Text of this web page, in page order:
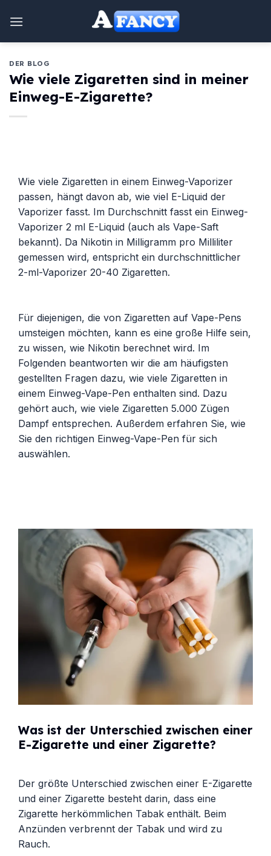
Inhalt
DER BLOG
Wie viele Zigaretten sind in meiner
Einweg-E-Zigarette?
Wie viele Zigaretten in einem Einweg-Vaporizer
passen, hängt davon ab, wie viel E-Liquid der
Vaporizer fasst. Im Durchschnitt fasst ein Einweg-
Vaporizer 2 ml E-Liquid (auch als Vape-Saft
bekannt). Da Nikotin in Milligramm pro Milliliter
gemessen wird, entspricht ein durchschnittlicher
2-ml-Vaporizer 20-40 Zigaretten.
Für diejenigen, die von Zigaretten auf Vape-Pens
umsteigen möchten, kann es eine große Hilfe sein,
zu wissen, wie Nikotin berechnet wird. Im
Folgenden beantworten wir die am häufigsten
gestellten Fragen dazu, wie viele Zigaretten in
einem Einweg-Vape-Pen enthalten sind. Dazu
gehört auch, wie viele Zigaretten 5.000 Zügen
Dampf entsprechen. Außerdem erfahren Sie, wie
Sie den richtigen Einweg-Vape-Pen für sich
auswählen.
Was ist der Unterschied zwischen einer
E-Zigarette und einer Zigarette?
Der größte Unterschied zwischen einer E-Zigarette
und einer Zigarette besteht darin, dass eine
Zigarette herkömmlichen Tabak enthält. Beim
Anzünden verbrennt der Tabak und wird zu
Rauch.